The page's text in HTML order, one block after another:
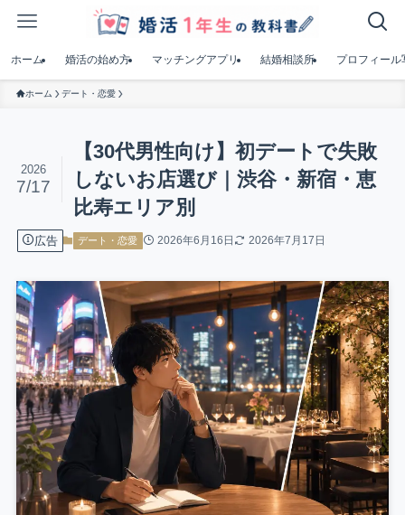
ホーム 婚活の始め方 マッチングアプリ 結婚相談所 プロフィール
ホーム デート・恋愛
【30代男性向け】初デートで失敗
しないお店選び｜渋谷・新宿・恵
比寿エリア別
2026
7/17
広告 デート・恋愛 2026年6月16日 2026年7月17日